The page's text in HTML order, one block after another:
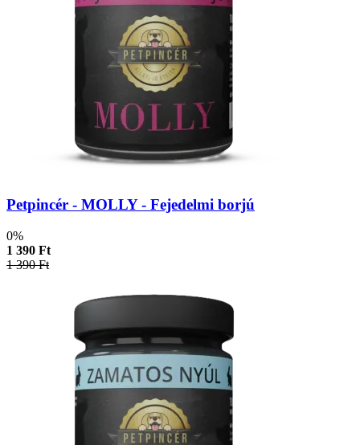
Petpincér - MOLLY - Fejedelmi borjú
0%
1 390 Ft
1 390 Ft